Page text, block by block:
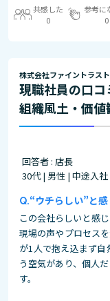
共感した
0
参考に
0
株式会社ファイントラスト
現職社員の口コ
組織風土・価値
回答者 : 店長
30代 | 男性 | 中途入
“ウチらしい”と
この会社らしいと感
現場の声やプロセス
が1人で抱え込まず
う空気があり、個人
す。